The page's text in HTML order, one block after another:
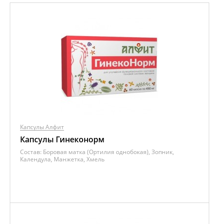
Капсулы Алфит
Капсулы Гинеконорм
Состав: Боровая матка (Ортилия однобокая), Зопник,
Календула, Манжетка, Хмель